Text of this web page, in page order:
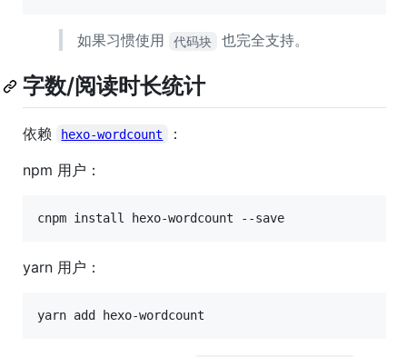
如果习惯使用 代码块 也完全支持。
字数/阅读时长统计
依赖 hexo-wordcount
：
npm 用户：
cnpm install hexo-wordcount --save
yarn 用户：
yarn add hexo-wordcount